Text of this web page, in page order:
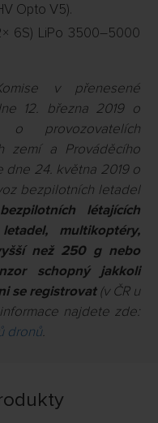
Opto V5).
6S) LiPo 3500–5000
v přenesené
12. března 2019 o
provozovatelích
zemí a Prováděcího
dne 24. května 2019 o
bezpilotních letadel
létajících
multikoptéry,
než 250 g nebo
schopný jakkoli
se registrovat(v ČR u
najdete zde:
dronů.